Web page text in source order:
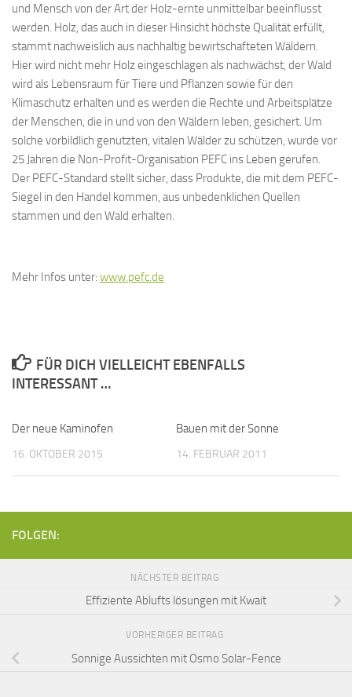
und Mensch von der Art der Holz-ernte unmittelbar beeinflusst
werden. Holz, das auch in dieser Hinsicht höchste Qualität erfüllt,
stammt nachweislich aus nachhaltig bewirtschafteten Wäldern.
Hier wird nicht mehr Holz eingeschlagen als nachwächst, der Wald
wird als Lebensraum für Tiere und Pflanzen sowie für den
Klimaschutz erhalten und es werden die Rechte und Arbeitsplätze
der Menschen, die in und von den Wäldern leben, gesichert. Um
solche vorbildlich genutzten, vitalen Wälder zu schützen, wurde vor
25 Jahren die Non-Profit-Organisation PEFC ins Leben gerufen.
Der PEFC-Standard stellt sicher, dass Produkte, die mit dem PEFC-
Siegel in den Handel kommen, aus unbedenklichen Quellen
stammen und den Wald erhalten.
Mehr Infos unter: www.pefc.de
FÜR DICH VIELLEICHT EBENFALLS
INTERESSANT …
Der neue Kaminofen
16. OKTOBER 2015
Bauen mit der Sonne
14. FEBRUAR 2011
FOLGEN:
NÄCHSTER BEITRAG
Effiziente Ablufts lösungen mit Kwait
VORHERIGER BEITRAG
Sonnige Aussichten mit Osmo Solar-Fence